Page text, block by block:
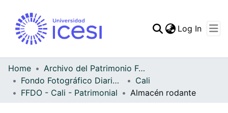
Statistics
Log In
Home
Archivo del Patrimonio Fotográfico y Fílmico del Valle del Cauca
Fondo Fotográfico Diario Occidente
Cali
FFDO - Cali - Patrimonial
Almacén rodante